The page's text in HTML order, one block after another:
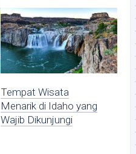
Tempat Wisata
Menarik di Idaho yang
Wajib Dikunjungi